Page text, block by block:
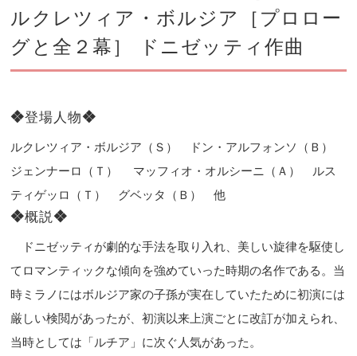
ルクレツィア・ボルジア［プロロー
グと全２幕］ ドニゼッティ作曲
❖登場人物❖
ルクレツィア・ボルジア（Ｓ） ドン・アルフォンソ（Ｂ）
ジェンナーロ（Ｔ） マッフィオ・オルシーニ（Ａ） ルス
ティゲッロ（Ｔ） グベッタ（Ｂ） 他
❖概説❖
ドニゼッティが劇的な手法を取り入れ、美しい旋律を駆使し
てロマンティックな傾向を強めていった時期の名作である。当
時ミラノにはボルジア家の子孫が実在していたために初演には
厳しい検閲があったが、初演以来上演ごとに改訂が加えられ、
当時としては「ルチア」に次ぐ人気があった。